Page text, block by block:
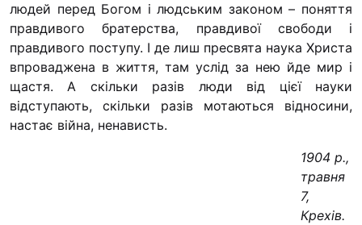
людей перед Богом і людським законом – поняття
правдивого братерства, правдивої свободи і
правдивого поступу. І де лиш пресвята наука Христа
впроваджена в життя, там услід за нею йде мир і
щастя. А скільки разів люди від цієї науки
відступають, скільки разів мотаються відносини,
настає війна, ненависть.
1904 р.,
травня
7,
Крехів.